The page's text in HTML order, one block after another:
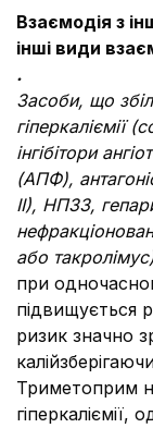
Взаємодія з
інші види
.
Засоби, що
гіперкаліємії
інгібітори
(АПФ),
II), НПЗЗ,
або
при
підвищується
ризик значно
Триметоприм